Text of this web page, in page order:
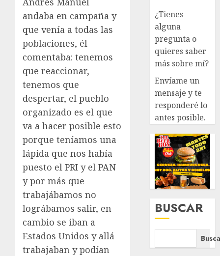
andaba en campaña y
que venía a todas las
poblaciones, él
comentaba: tenemos
que reaccionar,
tenemos que
despertar, el pueblo
organizado es el que
va a hacer posible esto
porque teníamos una
lápida que nos había
puesto el PRI y el PAN
y por más que
trabajábamos no
lográbamos salir, en
cambio se iban a
Estados Unidos y allá
trabajaban y podían
¿Tienes
alguna
pregunta o
quieres saber
más sobre mí?
Envíame un
mensaje y te
responderé lo
antes posible.
BUSCAR